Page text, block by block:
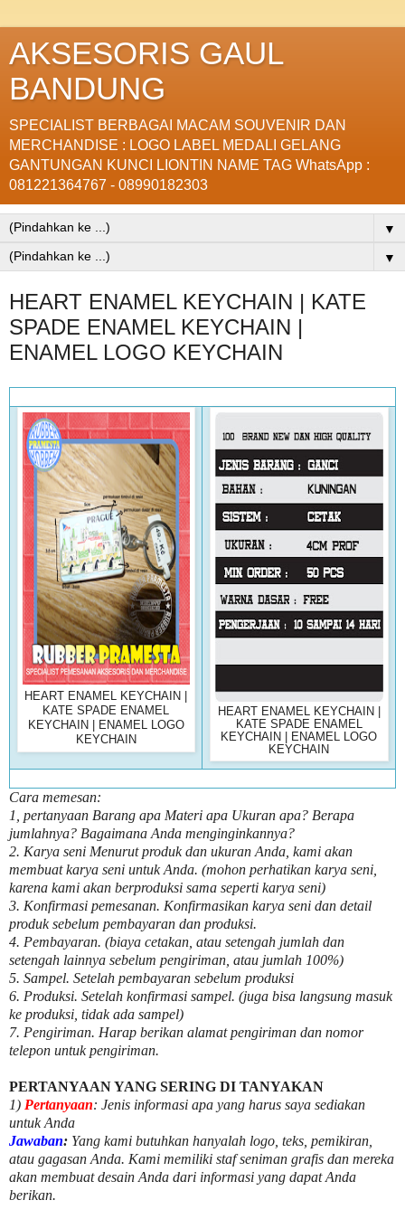
AKSESORIS GAUL
BANDUNG
SPECIALIST BERBAGAI MACAM SOUVENIR DAN
MERCHANDISE : LOGO LABEL MEDALI GELANG
GANTUNGAN KUNCI LIONTIN NAME TAG WhatsApp :
081221364767 - 08990182303
▼
▼
HEART ENAMEL KEYCHAIN | KATE
SPADE ENAMEL KEYCHAIN |
ENAMEL LOGO KEYCHAIN
HEART ENAMEL KEYCHAIN |
KATE SPADE ENAMEL
KEYCHAIN | ENAMEL LOGO
KEYCHAIN
HEART ENAMEL KEYCHAIN |
KATE SPADE ENAMEL
KEYCHAIN | ENAMEL LOGO
KEYCHAIN
Cara memesan:
1, pertanyaan Barang apa Materi apa Ukuran apa? Berapa
jumlahnya? Bagaimana Anda menginginkannya?
2. Karya seni Menurut produk dan ukuran Anda, kami akan
membuat karya seni untuk Anda. (mohon perhatikan karya seni,
karena kami akan berproduksi sama seperti karya seni)
3. Konfirmasi pemesanan. Konfirmasikan karya seni dan detail
produk sebelum pembayaran dan produksi.
4. Pembayaran. (biaya cetakan, atau setengah jumlah dan
setengah lainnya sebelum pengiriman, atau jumlah 100%)
5. Sampel. Setelah pembayaran sebelum produksi
6. Produksi. Setelah konfirmasi sampel. (juga bisa langsung masuk
ke produksi, tidak ada sampel)
7. Pengiriman. Harap berikan alamat pengiriman dan nomor
telepon untuk pengiriman.
PERTANYAAN YANG SERING DI TANYAKAN
1) Pertanyaan: Jenis informasi apa yang harus saya sediakan
untuk Anda
Jawaban: Yang kami butuhkan hanyalah logo, teks, pemikiran,
atau gagasan Anda. Kami memiliki staf seniman grafis dan mereka
akan membuat desain Anda dari informasi yang dapat Anda
berikan.